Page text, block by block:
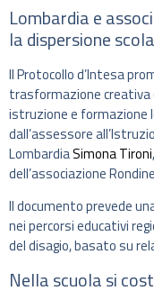
Lombardia e
la dispersione
Il Protocollo d’Intesa
trasformazione creativa
istruzione e
dall’assessore
LombardiaSimona Tironi
dell’associazione
Il documento prevede
nei percorsi educativi
del disagio, basato su
Nella scuola si